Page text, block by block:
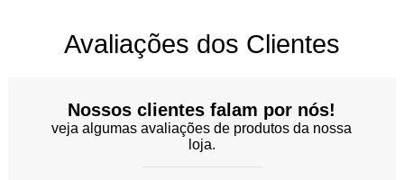
Avaliações dos Clientes
Nossos clientes falam por nós!
veja algumas avaliações de produtos da nossa
loja.